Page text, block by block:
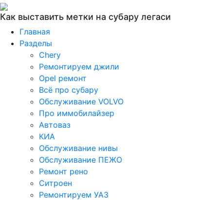
Как выставить метки на субару легаси
Главная
Разделы
Chery
Ремонтируем джили
Opel ремонт
Всё про субару
Обслуживание VOLVO
Про иммобилайзер
Автоваз
КИА
Обслуживание нивы
Обслуживание ПЕЖО
Ремонт рено
Ситроен
Ремонтируем УАЗ